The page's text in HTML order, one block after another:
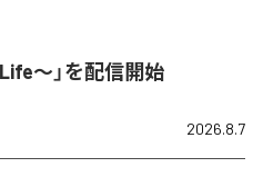
～」を配信開始
2026.8.7